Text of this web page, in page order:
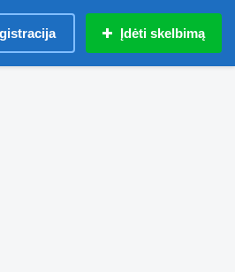
Įdėti skelbimą